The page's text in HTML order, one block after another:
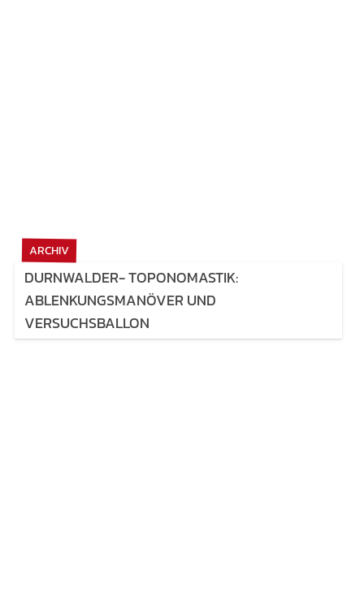
ARCHIV
DURNWALDER- TOPONOMASTIK:
ABLENKUNGSMANÖVER UND
VERSUCHSBALLON